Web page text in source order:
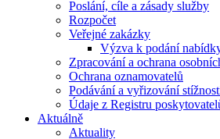
Poslání, cíle a zásady služby
Rozpočet
Veřejné zakázky
Výzva k podání
Zpracování a ochrana
Ochrana oznamovatelů
Podávání a vyřizování
Údaje z Registru
Aktuálně
Aktuality